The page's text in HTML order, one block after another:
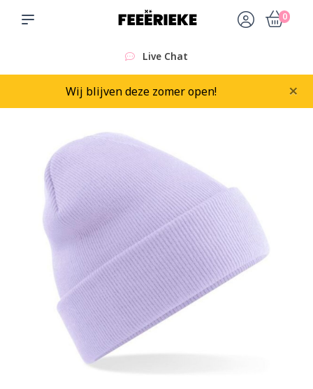
0
Live Chat
Wij blijven deze zomer open! ×